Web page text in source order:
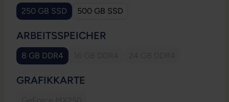
250 GB SSD 500 GB SSD
ARBEITSSPEICHER
8 GB DDR4
GRAFIKKARTE